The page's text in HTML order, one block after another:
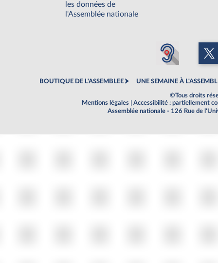
les données de
l'Assemblée nationale
BOUTIQUE DE L'ASSEMBLEE UNE SEMAINE À
©Tous droits
Mentions légales
Accessibilité : partiellement
Assemblée nationale - 126 Rue de